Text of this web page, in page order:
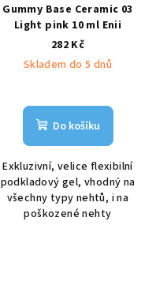
Gummy Base Ceramic 03
Light pink 10 ml Enii
282 Kč
Skladem do 5 dnů
Do košíku
Exkluzivní, velice flexibilní
podkladový gel, vhodný na
všechny typy nehtů, i na
poškozené nehty